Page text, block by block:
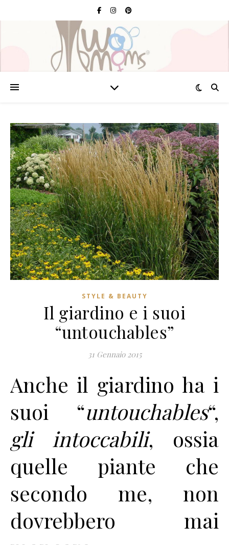
STYLE & BEAUTY
Il giardino e i suoi
“untouchables”
31 Gennaio 2015
Anche il giardino ha i
suoi “untouchables“,
gli intoccabili, ossia
quelle piante che
secondo me, non
dovrebbero mai